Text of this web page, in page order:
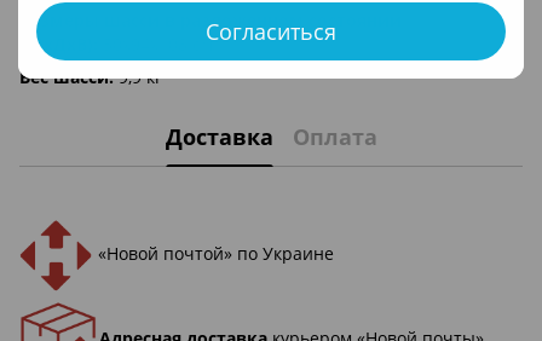
Согласиться
Размеры шасси в разложенном состоянии
(ШхДхВ):
50х94х108 см
Вес шасси:9,9 кг
Доставка Оплата
«Новой почтой» по Украине